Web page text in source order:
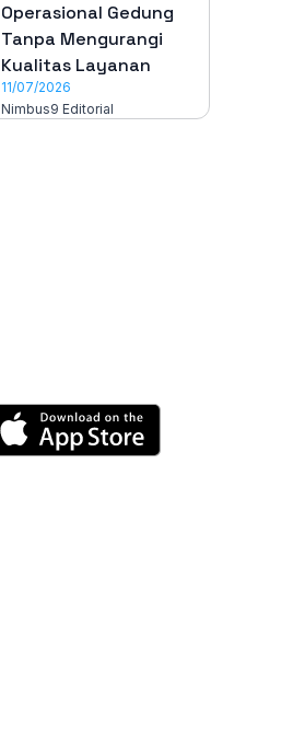
Operasional Gedung
Tanpa Mengurangi
Kualitas Layanan
11/07/2026
Nimbus9 Editorial